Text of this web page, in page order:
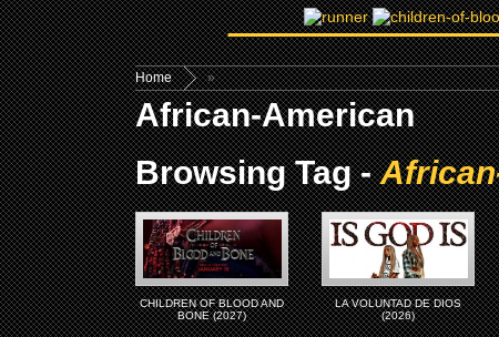
Home »
African-American
Browsing Tag -
CHILDREN OF BLOOD AND
BONE (2027)
LA VOLUNTAD DE DIOS
(2026)